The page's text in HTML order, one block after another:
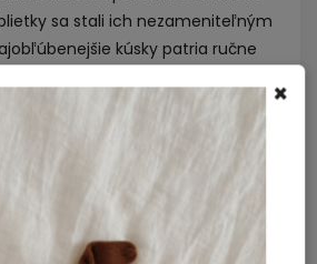
sa stali ich nezameniteľným
kúsky patria ručne
trblietkami, pastelovými farbami a
ten najjednoduchší účes sa s nimi
kladie dôraz na kvalitu, každá
ušitá, aby vlásky pevne a
×